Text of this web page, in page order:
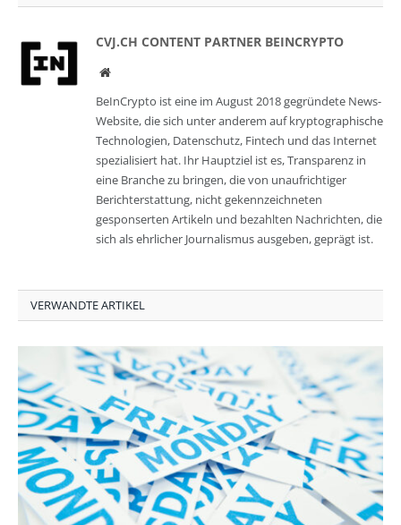
CVJ.CH CONTENT PARTNER BEINCRYPTO
Website
BeInCrypto ist eine im August 2018 gegründete News-
Website, die sich unter anderem auf kryptographische
Technologien, Datenschutz, Fintech und das Internet
spezialisiert hat. Ihr Hauptziel ist es, Transparenz in
eine Branche zu bringen, die von unaufrichtiger
Berichterstattung, nicht gekennzeichneten
gesponserten Artikeln und bezahlten Nachrichten, die
sich als ehrlicher Journalismus ausgeben, geprägt ist.
VERWANDTE ARTIKEL